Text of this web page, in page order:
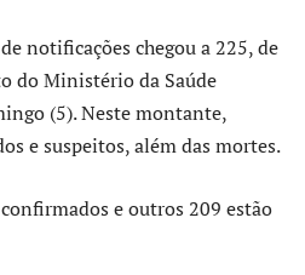
notificações chegou a 225, de
do Ministério da Saúde
(5). Neste montante,
e suspeitos, além das mortes.
e outros 209 estão